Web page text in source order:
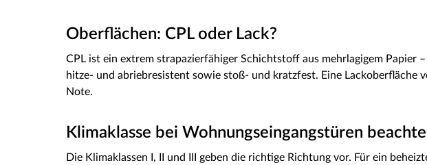
Oberflächen: CPL oder Lack?
CPL ist ein extrem strapazierfähiger Schichtstoff aus mehrlagigem Papier
hitze- und abriebresistent sowie stoß- und kratzfest. Eine Lackoberfläche
Note.
Klimaklasse bei Wohnungseingangstüren
Die Klimaklassen I, II und III geben die richtige Richtung vor. Für ein